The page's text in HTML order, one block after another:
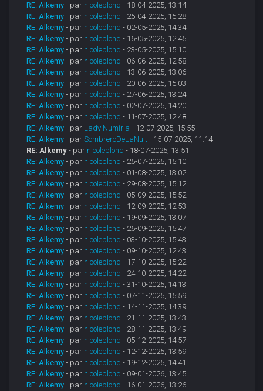
RE: Alkemy - par nicoleblond - 18-04-2025, 13:14
RE: Alkemy - par nicoleblond - 25-04-2025, 15:28
RE: Alkemy - par nicoleblond - 02-05-2025, 14:34
RE: Alkemy - par nicoleblond - 16-05-2025, 12:45
RE: Alkemy - par nicoleblond - 23-05-2025, 15:10
RE: Alkemy - par nicoleblond - 06-06-2025, 12:58
RE: Alkemy - par nicoleblond - 13-06-2025, 13:06
RE: Alkemy - par nicoleblond - 20-06-2025, 15:03
RE: Alkemy - par nicoleblond - 27-06-2025, 13:24
RE: Alkemy - par nicoleblond - 02-07-2025, 14:20
RE: Alkemy - par nicoleblond - 11-07-2025, 12:48
RE: Alkemy - par Lady Numiria - 12-07-2025, 15:55
RE: Alkemy - parSombreroDeLaNuit - 15-07-2025, 11:14
RE: Alkemy - par nicoleblond - 18-07-2025, 13:51
RE: Alkemy - par nicoleblond - 25-07-2025, 15:10
RE: Alkemy - par nicoleblond - 01-08-2025, 13:02
RE: Alkemy - par nicoleblond - 29-08-2025, 15:12
RE: Alkemy - par nicoleblond - 05-09-2025, 15:52
RE: Alkemy - par nicoleblond - 12-09-2025, 12:53
RE: Alkemy - par nicoleblond - 19-09-2025, 13:07
RE: Alkemy - par nicoleblond - 26-09-2025, 15:47
RE: Alkemy - par nicoleblond - 03-10-2025, 15:43
RE: Alkemy - par nicoleblond - 09-10-2025, 12:43
RE: Alkemy - par nicoleblond - 17-10-2025, 15:22
RE: Alkemy - par nicoleblond - 24-10-2025, 14:22
RE: Alkemy - par nicoleblond - 31-10-2025, 14:13
RE: Alkemy - par nicoleblond - 07-11-2025, 15:59
RE: Alkemy - par nicoleblond - 14-11-2025, 14:39
RE: Alkemy - par nicoleblond - 21-11-2025, 13:43
RE: Alkemy - par nicoleblond - 28-11-2025, 13:49
RE: Alkemy - par nicoleblond - 05-12-2025, 14:57
RE: Alkemy - par nicoleblond - 12-12-2025, 13:59
RE: Alkemy - par nicoleblond - 19-12-2025, 14:41
RE: Alkemy - par nicoleblond - 09-01-2026, 13:45
RE: Alkemy - par nicoleblond - 16-01-2026, 13:26